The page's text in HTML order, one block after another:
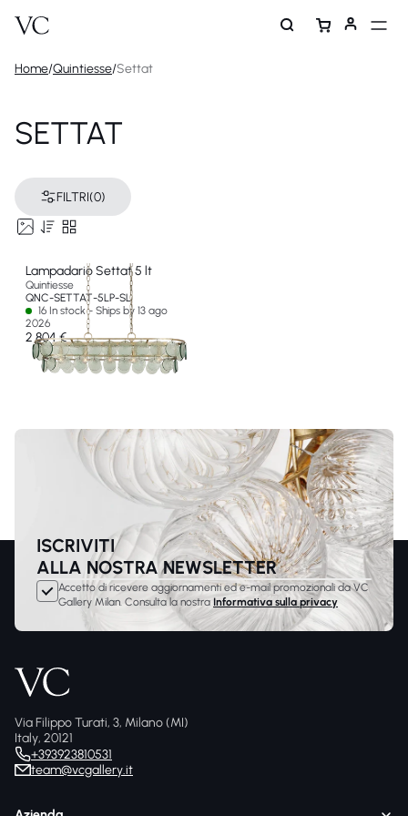
Home/Quintiesse/Settat
SETTAT
FILTRI(0)
Lampadario Settat 5 lt
Quintiesse
QNC-SETTAT-5LP-SL
16 In stock - Ships by 13 ago
2026
2 804 €
ISCRIVITI
ALLA NOSTRA NEWSLETTER
Accetto di ricevere aggiornamenti ed e-mail promozionali da VC
Gallery Milan. Consulta la nostra Informativa sulla privacy
Via Filippo Turati, 3, Milano (MI)
Italy, 20121
+393923810531
team@vcgallery.it